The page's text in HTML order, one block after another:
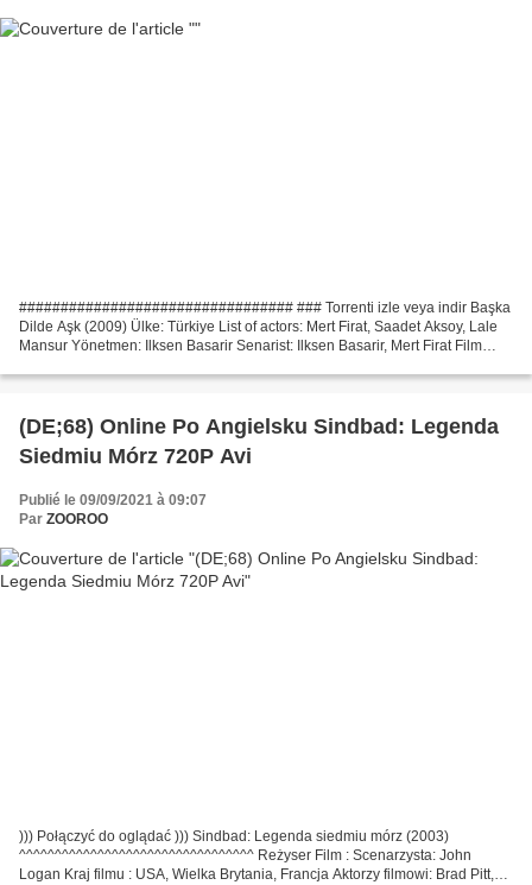
################################# ### Torrenti izle veya indir Başka
Dilde Aşk (2009) Ülke: Türkiye List of actors: Mert Firat, Saadet Aksoy, Lale
Mansur Yönetmen: Ilksen Basarir Senarist: Ilksen Basarir, Mert Firat Film
(DE;68) Online Po Angielsku Sindbad: Legenda
Siedmiu Mórz 720P Avi
Publié le 09/09/2021 à 09:07
Par ZOOROO
))) Połączyć do oglądać ))) Sindbad: Legenda siedmiu mórz (2003)
^^^^^^^^^^^^^^^^^^^^^^^^^^^^^^^^^ Reżyser Film : Scenarzysta: John
Logan Kraj filmu : USA, Wielka Brytania, Francja Aktorzy filmowi: Brad Pitt,